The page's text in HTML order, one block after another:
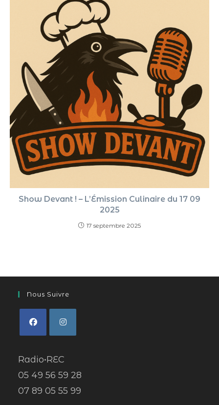
Show Devant ! – L’Émission Culinaire du 17 09
2025
17 septembre 2025
Nous Suivre
Radio•REC
05 49 56 59 28
07 89 05 55 99